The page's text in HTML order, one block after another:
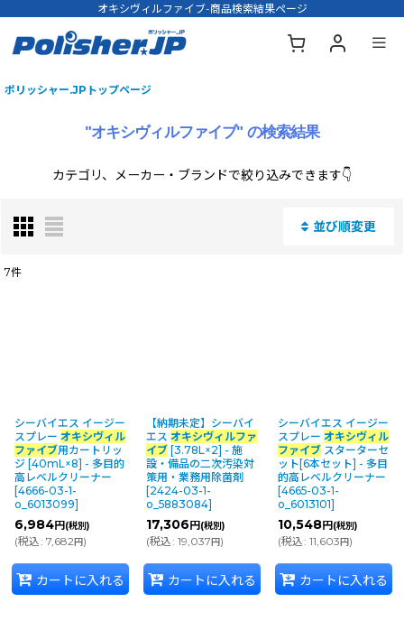
オキシヴィルファイブ-商品検索結果ページ
ポリッシャー.JPトップページ
"オキシヴィルファイブ" の検索結果
カテゴリ、メーカー・ブランドで絞り込みできます👇
並び順変更
並び順:
カテゴリ
メーカー・ブランド
7件
シーバイエス イージー
スプレー オキシヴィル
ファイブ用カートリッ
ジ [40mL×8] - 多目的
高レベルクリーナー
[4666-03-1-
o_6013099]
6,984円 (税別)
(税込: 7,682円)
カートに入れる
【納期未定】シーバイ
エス オキシヴィルファ
イブ[3.78L×2] - 施
設・備品の二次汚染対
策用・業務用除菌剤
[2424-03-1-
o_5883084]
17,306 円 (税別)
(税込: 19,037円)
カートに入れる
シーバイエス イージー
スプレー オキシヴィル
ファイブスターターセ
ット[6本セット] - 多目
的高レベルクリーナー
[4665-03-1-
o_6013101]
10,548円 (税別)
(税込: 11,603円)
カートに入れる